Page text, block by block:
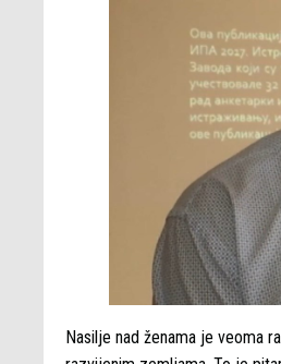
Nasilje nad ženama je veoma